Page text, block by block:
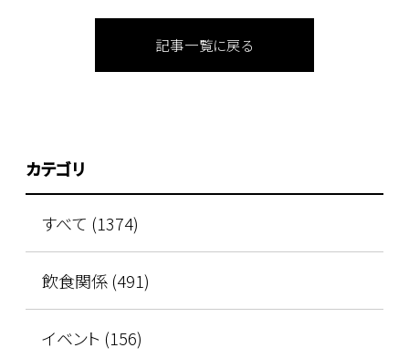
記事一覧に戻る
カテゴリ
すべて (1374)
飲食関係 (491)
イベント (156)